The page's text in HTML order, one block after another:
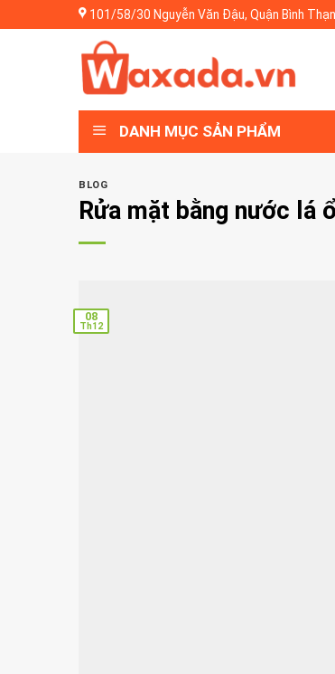
to
101/58/30 Nguyễn Văn Đậu, Quận Bình
DANH MỤC SẢN PHẨM
BLOG
Rửa mặt bằng nước lá
08
Th12